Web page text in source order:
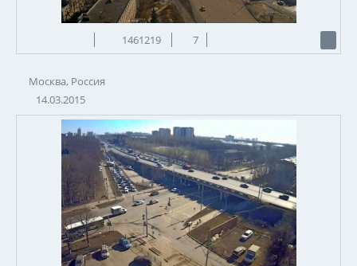
1461219 7
Москва, Россия
14.03.2015